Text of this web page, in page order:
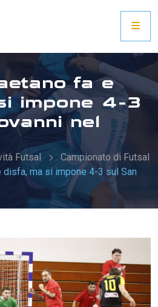
fa e
impone 4-3
nel
Futsal
Campionato di Futsal
disfa, ma si impone 4-3 sul San